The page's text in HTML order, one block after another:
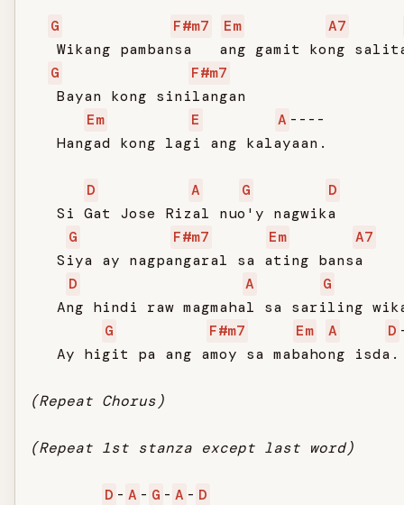
G F#m7 Em
A7
Wikang pambansa   ang gamit kong
G
F#m7
   Bayan kong sinilangan
Em
E A ----
   Hangad kong lagi ang kalayaan.
D A G
D
   Si Gat Jose Rizal nuo'y nagwika
G
F#m7 Em
A7
   Siya ay nagpangaral sa ating bansa
D
A
G
Ang hindi raw magmahal sa sariling
G
F#m7 Em A D
   Ay higit pa ang amoy sa mabahong isda.
(Repeat Chorus)
(Repeat 1st stanza except last word)
D - A - G - A - D